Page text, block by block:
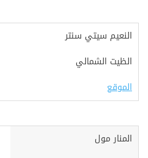
النعيم سيتي سنتر
الظيت الشمالي
الموقع
المنار مول